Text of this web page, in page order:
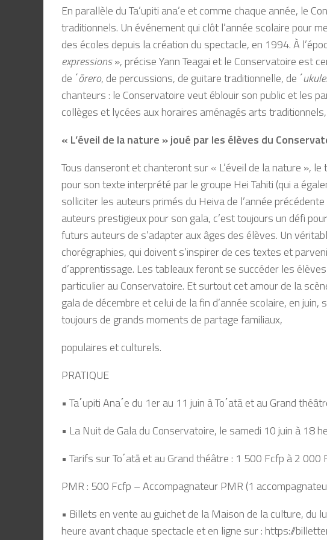
En parallèle du Ta’upiti ana’e et comme chaque année, le
traditionnels. Un événement qui clôt l’année scolaire pour
des écoles depuis la création du spectacle, en 1994. À
expressions», précise Yann Teagai et le Conservatoire est
de ΄ōrero, de percussions, de guitare traditionnelle, de
chanteurs : le Conservatoire veut éblouir son public et les
collèges et lycées aux horaires aménagés arts
« L’éveil de la nature » joué par les élèves du
Tous danseront et chanteront sur « L’éveil de la nature »,
pour son texte interprété par le groupe Hei Tahiti (qui a
solliciter les auteurs primés du Heiva de l’année
auteurs prestigieux pour son gala, c’est toujours un défi
futurs auteurs de s’adapter aux âges des élèves. Un
chorégraphies, qui doivent s’inspirer de ces textes et
d’apprentissage. Les tableaux feront se succéder les
particulier au Conservatoire. Et surtout cet amour de la
gala de décembre et celui de la fin d’année scolaire, en
toujours de grands moments de partage familiaux,
populaires et culturels.
PRATIQUE
• Ta΄upiti Ana΄e du 1er au 11 juin à To΄atā et au Grand
• La Nuit de Gala du Conservatoire, le samedi 10 juin à 18
• Tarifs sur To΄atā et au Grand théâtre : 1 500 Fcfp à 2 000
PMR : 500 Fcfp – Accompagnateur PMR (1
• Billets en vente au guichet de la Maison de la culture, du
heure avant chaque spectacle et en ligne sur : https://